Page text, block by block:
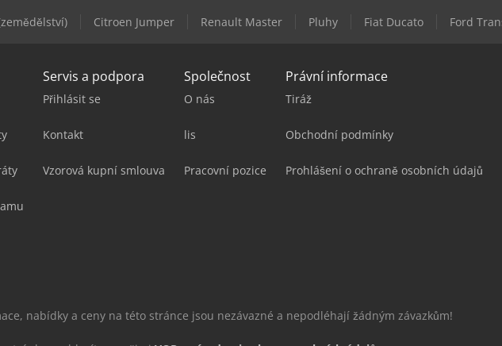
Citroen Jumper Renault Master Pluhy Fiat Ducato Ford
Servis a podpora
Přihlásit se
Kontakt
Vzorová kupní smlouva
Společnost
O nás
lis
Pracovní pozice
Právní informace
Tiráž
Obchodní podmínky
Prohlášení o ochraně osobních údajů
nabídky a ceny na této stránce jsou nezávazné a nepodléhají žádným závazkům!